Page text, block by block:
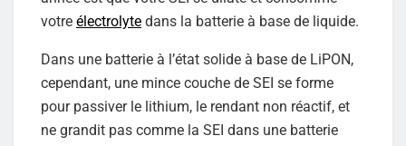
votre électrolyte dans la batterie à base de liquide.
Dans une batterie à l’état solide à base de LiPON,
cependant, une mince couche de SEI se forme
pour passiver le lithium, le rendant non réactif, et
ne grandit pas comme la SEI dans une batterie